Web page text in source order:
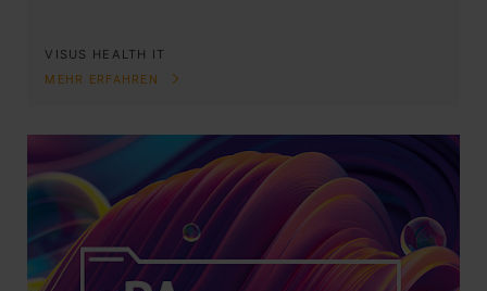
VISUS HEALTH IT
MEHR ERFAHREN